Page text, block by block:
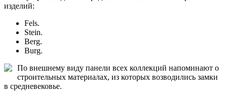
изделий:
Fels.
Stein.
Berg.
Burg.
По внешнему виду панели всех коллекций напоминают о
строительных материалах, из которых возводились замки
в средневековье.